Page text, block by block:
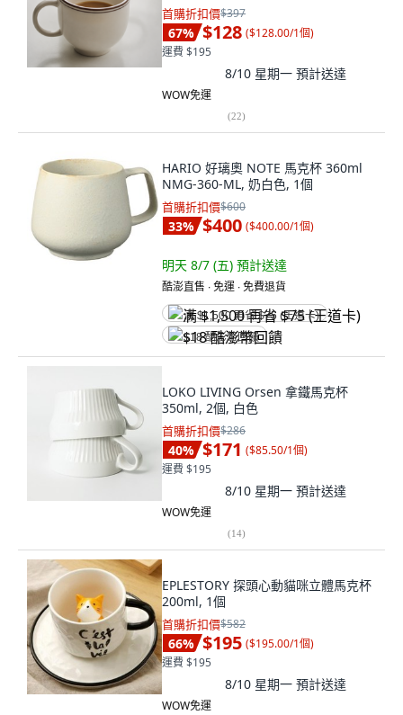
首購折扣價$397
67% $128 ($128.00/1個)
運費 $195
8/10 星期一 預計送達
WOW免運
(22)
HARIO 好璃奧 NOTE 馬克杯 360ml
NMG-360-ML, 奶白色, 1個
首購折扣價$600
33% $400 ($400.00/1個)
明天 8/7 (五) 預計送達
酷澎直售 ∙ 免運 ∙ 免費退貨
满 $1,500 再省 $75 (王道卡)
$18 酷澎幣回饋
LOKO LIVING Orsen 拿鐵馬克杯
350ml, 2個, 白色
首購折扣價$286
40% $171 ($85.50/1個)
運費 $195
8/10 星期一 預計送達
WOW免運
(14)
EPLESTORY 探頭心動貓咪立體馬克杯
200ml, 1個
首購折扣價$582
66% $195 ($195.00/1個)
運費 $195
8/10 星期一 預計送達
WOW免運